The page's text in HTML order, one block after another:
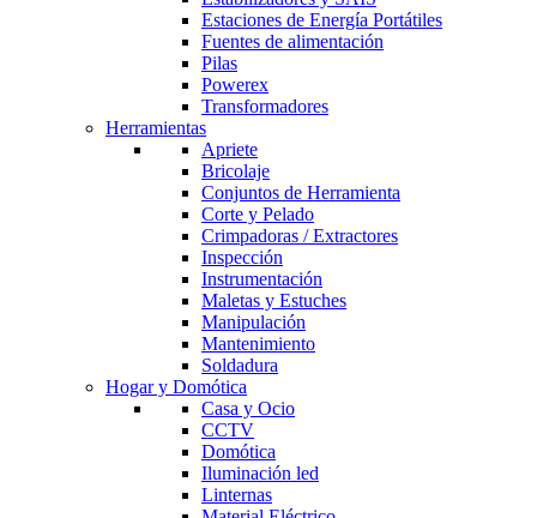
Estaciones de Energía Portátiles
Fuentes de alimentación
Pilas
Powerex
Transformadores
Herramientas
Apriete
Bricolaje
Conjuntos de Herramienta
Corte y Pelado
Crimpadoras / Extractores
Inspección
Instrumentación
Maletas y Estuches
Manipulación
Mantenimiento
Soldadura
Hogar y Domótica
Casa y Ocio
CCTV
Domótica
Iluminación led
Linternas